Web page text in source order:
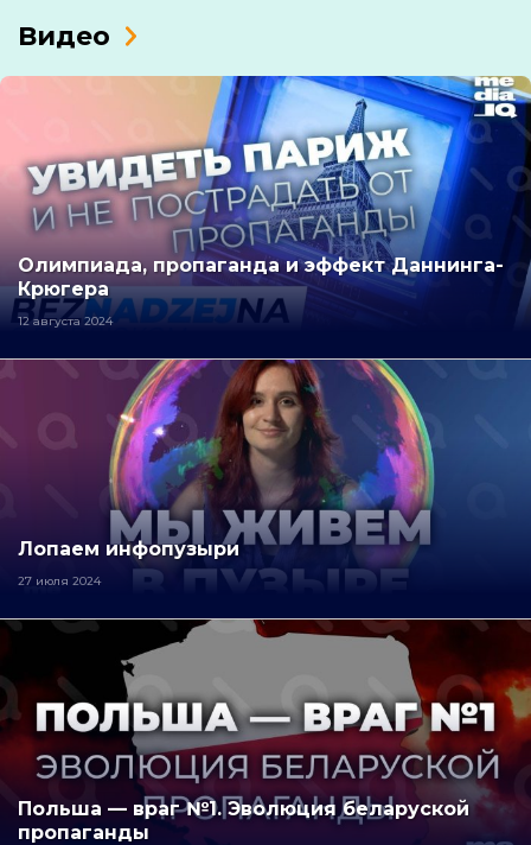
Видео
Олимпиада, пропаганда и эффект Даннинга-
Крюгера
12 августа 2024
Лопаем инфопузыри
27 июля 2024
Польша — враг №1. Эволюция беларуской
пропаганды